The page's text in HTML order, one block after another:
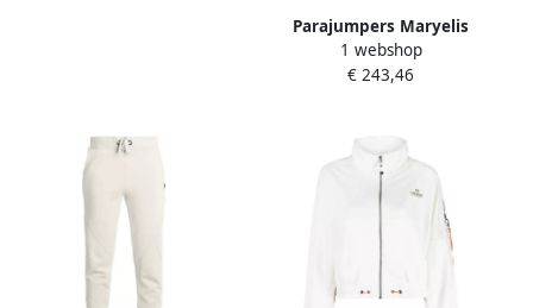
Parajumpers Maryelis
Hoodie Sportkleding met
Geribbelde Zoom en
1 webshop
€ 243,46